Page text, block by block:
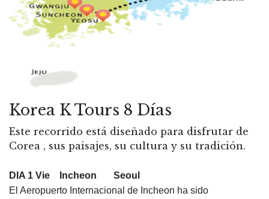
Korea K Tours 8 Días
Este recorrido está diseñado para disfrutar de
Corea , sus paisajes, su cultura y su tradición.
DIA 1 Vie Incheon
Seoul
El Aeropuerto Internacional de Incheon ha sido